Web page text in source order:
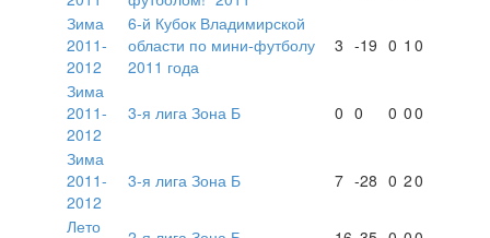
Зима
2011-
2012
6-й Кубок Владимирской
области по мини-футболу
2011 года
3 -19 0 1 0
Зима
2011-
2012
3-я лига Зона Б 0 0 0 00
Зима
2011-
2012
3-я лига Зона Б 7 -28 0 20
Лето